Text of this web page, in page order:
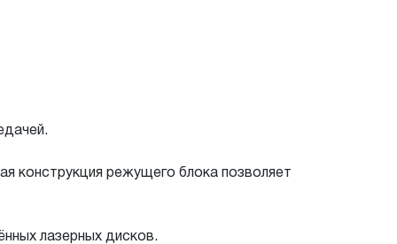
конструкция режущего блока позволяет
лазерных дисков.